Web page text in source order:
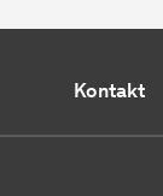
Kontakt